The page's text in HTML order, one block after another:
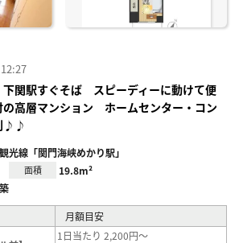
下関駅すぐそば スピーディーに動けて便
の高層マンション ホームセンター・コン
♪♪
光線「関門海峡めかり駅」
面積 19.8m²
月額目安
1日当たり 2,200円～